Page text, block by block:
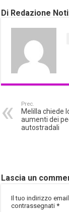
Di Redazione
Prec.
Melilla chiede
aumenti dei
autostradali
Lascia un
Il tuo indirizzo
contrassegnati*